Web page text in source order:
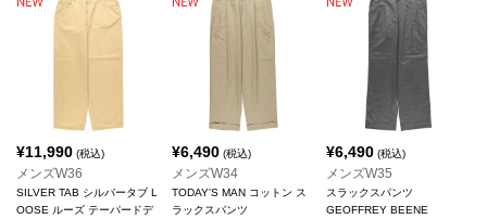
¥11,990 (税込)
メンズW36
SILVER TAB シルバータブ L
OOSE ルーズ テーパードデ
¥6,490(税込)
メンズW34
TODAY'S MAN コットン ス
ラックスパンツ
¥6,490 (税込)
メンズW35
スラックスパンツ
GEOFFREY BEENE